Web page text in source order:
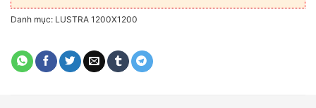
Danh mục: LUSTRA 1200X1200